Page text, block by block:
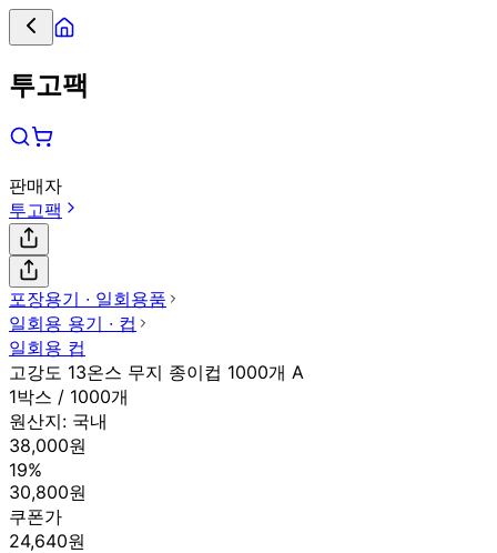
투고팩
판매자
투고팩
포장용기 ∙ 일회용품
일회용 용기 ∙ 컵
일회용 컵
고강도 13온스 무지 종이컵 1000개 A
1박스 / 1000개
원산지: 국내
38,000원
19%
30,800원
쿠폰가
24,640원